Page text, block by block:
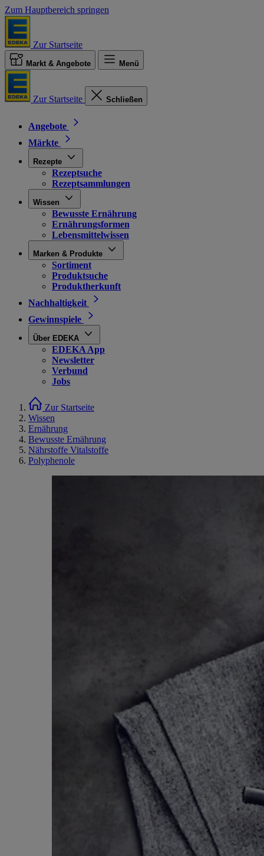
Zum Hauptbereich springen
Zur Startseite
Markt & Angebote Menü
Zur Startseite Schließen
Angebote
Märkte
Rezepte
Rezeptsuche
Rezeptsammlungen
Wissen
Bewusste Ernährung
Ernährungsformen
Lebensmittelwissen
Marken & Produkte
Sortiment
Produktsuche
Produktherkunft
Nachhaltigkeit
Gewinnspiele
Über EDEKA
EDEKA App
Newsletter
Verbund
Jobs
Zur Startseite
Wissen
Ernährung
Bewusste Ernährung
Nährstoffe Vitalstoffe
Polyphenole